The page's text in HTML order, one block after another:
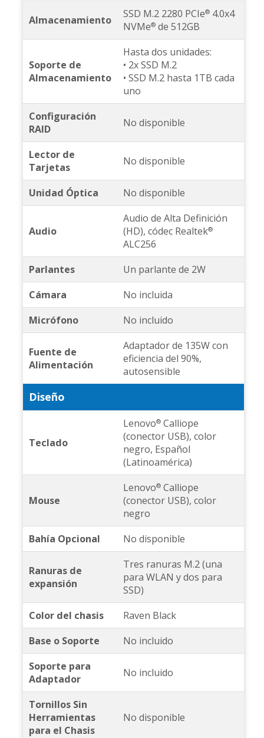
Almacenamiento SSD M.2 2280 PCIe®4.0x4
NVMe®de 512GB
Soporte de
Almacenamiento
Hasta dos unidades:
• 2x SSD M.2
• SSD M.2 hasta 1TB cada
uno
Configuración
RAID
No disponible
Lector de
Tarjetas
No disponible
Unidad Óptica No disponible
Audio
Audio de Alta Definición
(HD), códec Realtek®
ALC256
Parlantes
Un parlante de 2W
Cámara
No incluida
Micrófono
No incluido
Fuente de
Alimentación
Adaptador de 135W con
eficiencia del 90%,
autosensible
Diseño
Teclado
Lenovo®Calliope
(conector USB), color
negro, Español
(Latinoamérica)
Mouse
Lenovo®Calliope
(conector USB), color
negro
Bahía Opcional
No disponible
Ranuras de
expansión
Tres ranuras M.2 (una
para WLAN y dos para
SSD)
Color del chasis
Raven Black
Base o Soporte
No incluido
Soporte para
Adaptador
No incluido
Tornillos Sin
Herramientas
para el Chasis
No disponible